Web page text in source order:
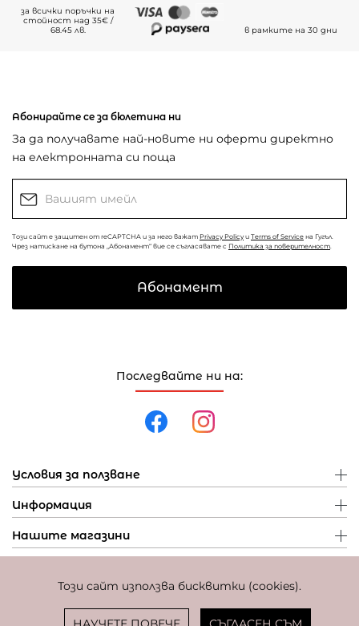
Този сайт използва бисквитки (cookies).
за всички поръчки на
стойност над 35€ /
68.45 лв.
в рамките на 30 дни
Последвайте ни на:
Условия за ползване
Информация
Нашите магазини
Абонирайте се за бюлетина ни
За да получавате най-новите ни оферти директно
на електронната си поща
Този сайт е защитен от reCAPTCHA и за него важат Privacy Policy и Terms of Service на Гугъл.
Чрез натискане на бутона „Абонамент“ вие се съгласявате с Политика за поверителност
Абонамент
Фиксиран курс за превалутиране: 1 EUR = 1,95583 BGN